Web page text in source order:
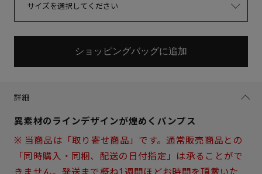
サイズを選択してください
ショッピングバッグに追加
詳細
異素材のラインデザインが煌めくパンプス
※ 当商品は「取り寄せ商品」です。通常販売商品との
「同時購入・同梱、配送の日付指定」は承ることがで